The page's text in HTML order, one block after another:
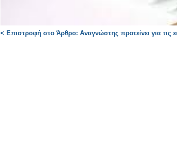
< Επιστροφή στο Άρθρο: Αναγνώστης προτείνει για τις